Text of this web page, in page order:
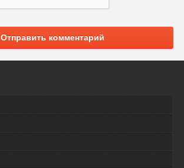
Отправить комментарий